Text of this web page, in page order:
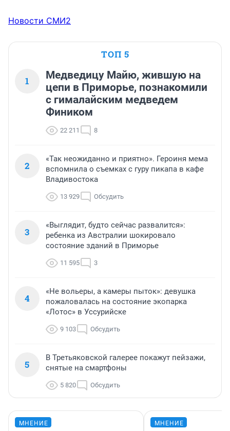
Новости СМИ2
ТОП 5
1
Медведицу Майю, жившую на
цепи в Приморье, познакомили
с гималайским медведем
Фиником
22 211 8
2
«Так неожиданно и приятно». Героиня мема
вспомнила о съемках с гуру пикапа в кафе
Владивостока
13 929 Обсудить
3
«Выглядит, будто сейчас развалится»:
ребенка из Австралии шокировало
состояние зданий в Приморье
11 595 3
4
«Не вольеры, а камеры пыток»: девушка
пожаловалась на состояние экопарка
«Лотос» в Уссурийске
9 103 Обсудить
5
В Третьяковской галерее покажут пейзажи,
снятые на смартфоны
5 820 Обсудить
МНЕНИЕ МНЕНИЕ